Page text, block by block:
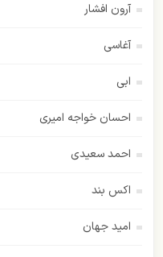
آرون افشار
آغاسی
ابی
احسان خواجه امیری
احمد سعیدی
اکس بند
امید جهان